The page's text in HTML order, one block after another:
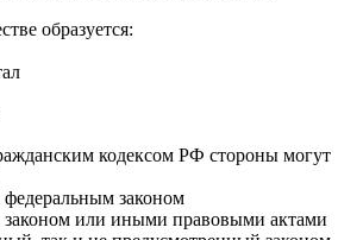
образуется:
кодексом РФ стороны могут
законом
законом или иными правовыми актами